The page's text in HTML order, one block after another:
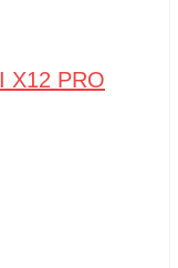
X12 PRO